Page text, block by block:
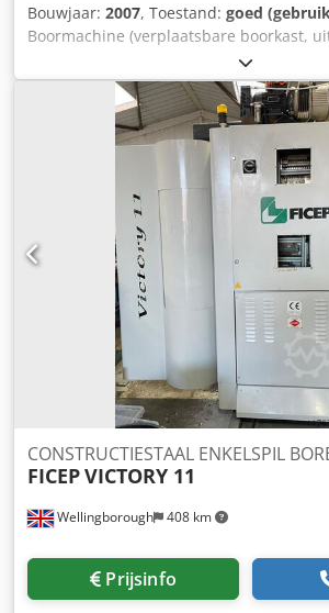
Bouwjaar: 2007, Toestand: goed
Boormachine (verplaatsbare boorkast,
horizontale booreenheid en automatische
gereedschapswisselaar) ■ Boortafel
15 meter, effectieve lengte 12 meter ■
software (inclusief VACON 110
Veiligheidsvoorzieningen
2007 Cedpoq Hgg Usfx Afwjha
Wellingborough 408 km
CONSTRUCTIESTAAL ENKELSPIL
FICEPVICTORY 11
Prijsinfo